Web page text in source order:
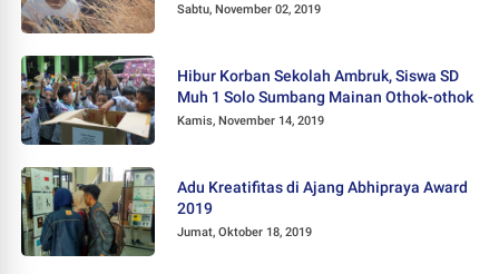
Sabtu, November 02, 2019
Hibur Korban Sekolah Ambruk, Siswa SD
Muh 1 Solo Sumbang Mainan Othok-othok
Kamis, November 14, 2019
Adu Kreatifitas di Ajang Abhipraya Award
2019
Jumat, Oktober 18, 2019